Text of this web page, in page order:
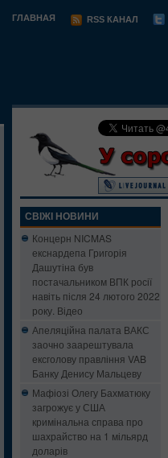
ГЛАВНАЯ RSS КАНАЛ
СВІЖІ НОВИНИ
Концерн NICMAS
екснардепа Григорія
Дашутіна був
постачальником ВПК росії
навіть після 24 лютого 2022
року. Відео
Апеляційна палата ВАКС
заочно заарештувала
ексголову правління VAB
Банку Денису Мальцеву
Мафіозі Олегу Бахматюку
загрожує у США
кримінальна справа про
шахрайство на 1 мільярд
доларів